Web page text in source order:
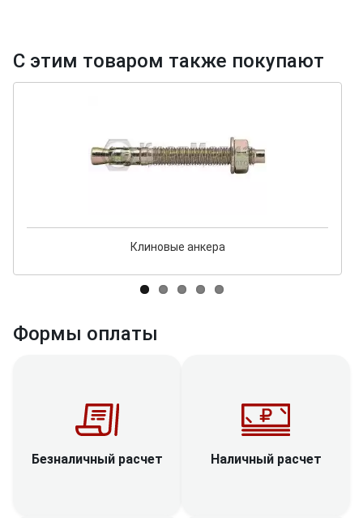
С этим товаром также покупают
Клиновые анкера
Формы оплаты
Безналичный расчет Наличный расчет